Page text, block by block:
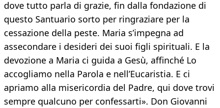
dove tutto parla di grazie, fin dalla fondazione di
questo Santuario sorto per ringraziare per la
cessazione della peste. Maria s’impegna ad
assecondare i desideri dei suoi figli spirituali. E la
devozione a Maria ci guida a Gesù, affinché Lo
accogliamo nella Parola e nell’Eucaristia. E ci
apriamo alla misericordia del Padre, qui dove trovi
sempre qualcuno per confessarti». Don Giovanni